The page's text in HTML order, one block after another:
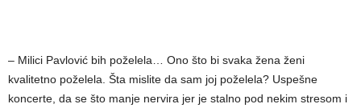
– Milici Pavlović bih poželela… Ono što bi svaka žena ženi
kvalitetno poželela. Šta mislite da sam joj poželela? Uspešne
koncerte, da se što manje nervira jer je stalno pod nekim stresom i